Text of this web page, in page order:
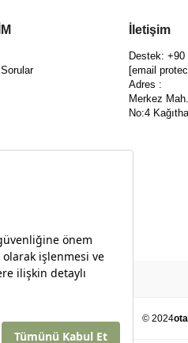
İletişim
Destek: +90
[email
Adres :
Merkez
No:4
© 2024